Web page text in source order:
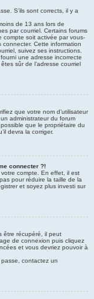
S’ils sont corrects, il y a
de 13 ans lors de
par courriel. Certains forums
soit activée par vous-
Cette information
suivez ses instructions.
une adresse incorrecte
sûr de l’adresse courriel
que votre nom d’utilisateur
administrateur du forum
que le propriétaire du
devra la corriger.
connecter ?!
compte. En effet, il est
pour réduire la taille de la
et soyez plus investi sur
être récupéré, il peut
de connexion puis cliquez
et vous devriez pouvoir à
contactez un